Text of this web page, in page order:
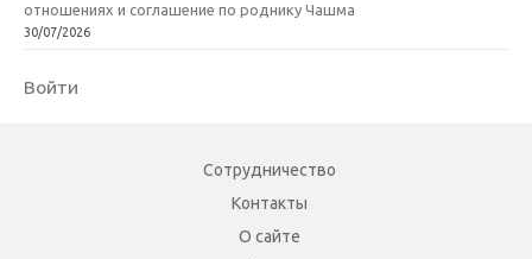
отношениях и соглашение по роднику Чашма
30/07/2026
Войти
Сотрудничество
Контакты
О сайте